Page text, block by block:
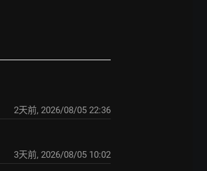
2天前, 2026/08/05 22:36
3天前, 2026/08/05 10:02